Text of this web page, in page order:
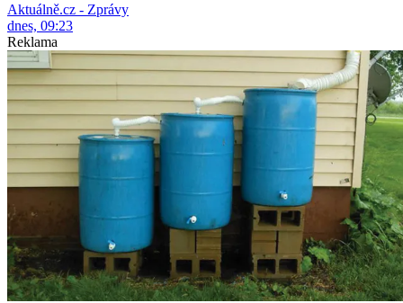
Aktuálně.cz - Zprávy
dnes, 09:23
Reklama